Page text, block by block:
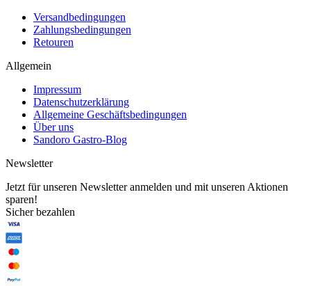
Versandbedingungen
Zahlungsbedingungen
Retouren
Allgemein
Impressum
Datenschutzerklärung
Allgemeine Geschäftsbedingungen
Über uns
Sandoro Gastro-Blog
Newsletter
Jetzt für unseren Newsletter anmelden und mit unseren Aktionen
sparen!
Sicher bezahlen